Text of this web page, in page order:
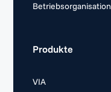
Betriebsorganisation
Produkte
VIA